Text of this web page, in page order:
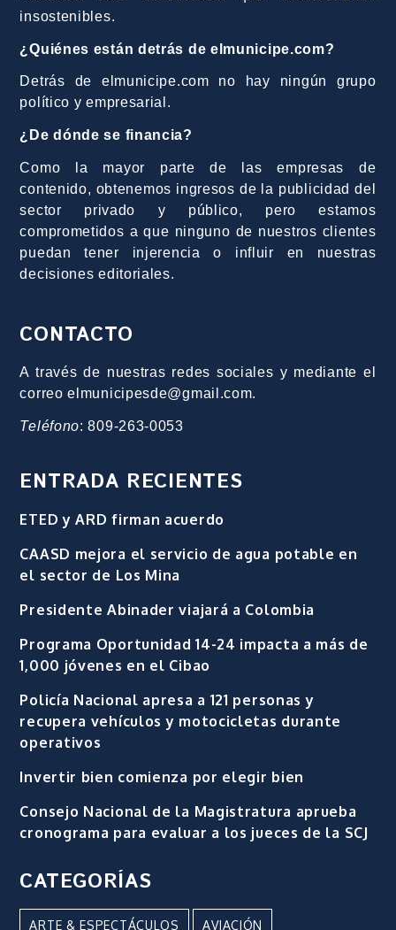
insostenibles.
¿Quiénes están detrás de elmunicipe.com?
Detrás de elmunicipe.com no hay ningún grupo
político y empresarial.
¿De dónde se financia?
Como la mayor parte de las empresas de
contenido, obtenemos ingresos de la publicidad del
sector privado y público, pero estamos
comprometidos a que ninguno de nuestros clientes
puedan tener injerencia o influir en nuestras
decisiones editoriales.
CONTACTO
A través de nuestras redes sociales y mediante el
correo elmunicipesde@gmail.com.
Teléfono: 809-263-0053
ENTRADA RECIENTES
ETED y ARD firman acuerdo
CAASD mejora el servicio de agua potable en
el sector de Los Mina
Presidente Abinader viajará a Colombia
Programa Oportunidad 14-24 impacta a más de
1,000 jóvenes en el Cibao
Policía Nacional apresa a 121 personas y
recupera vehículos y motocicletas durante
operativos
Invertir bien comienza por elegir bien
Consejo Nacional de la Magistratura aprueba
cronograma para evaluar a los jueces de la SCJ
CATEGORÍAS
ARTE & ESPECTÁCULOS AVIACIÓN